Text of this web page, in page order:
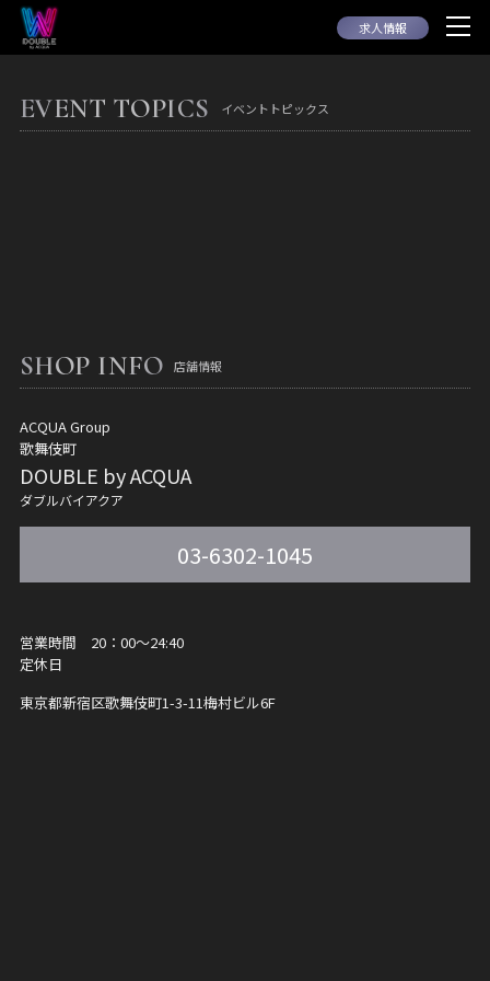
求人情報
EVENT TOPICS イベントトピックス
SHOP INFO 店舗情報
ACQUA Group
歌舞伎町
DOUBLE by ACQUA
ダブルバイアクア
03-6302-1045
営業時間 20：00～24:40
定休日
東京都新宿区歌舞伎町1-3-11梅村ビル6F